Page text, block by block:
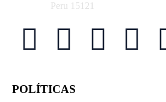
Peru 15121
POLÍTICAS